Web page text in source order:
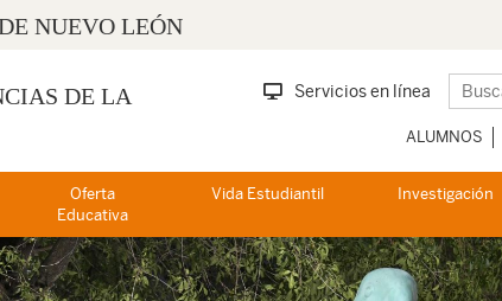
NUEVO LEÓN
DE LA
Servicios en línea
ALUMNOS
Oferta
Educativa
Vida Estudiantil Investigación